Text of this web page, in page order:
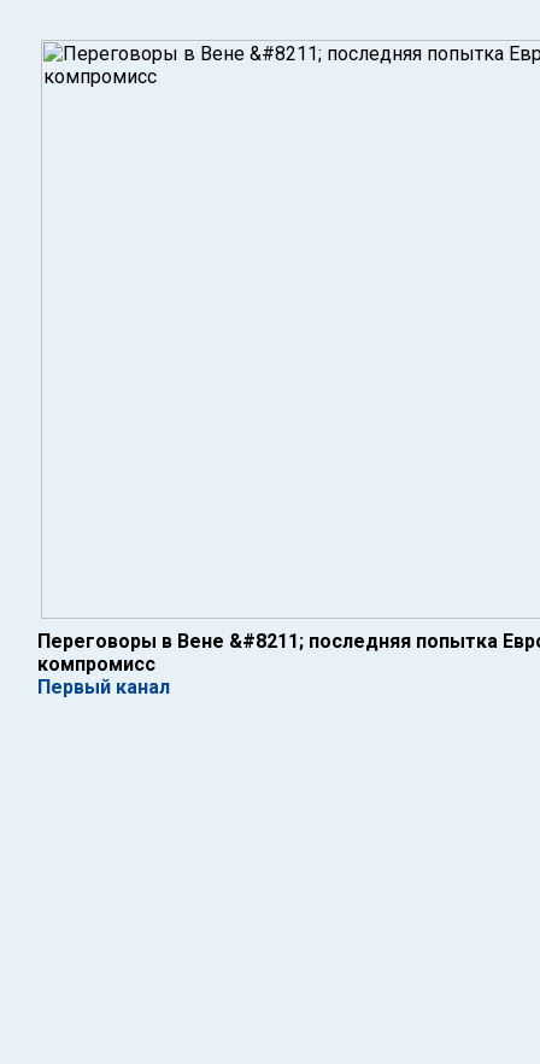
Переговоры в Вене &#8211; последняя попытка
компромисс
Первый канал